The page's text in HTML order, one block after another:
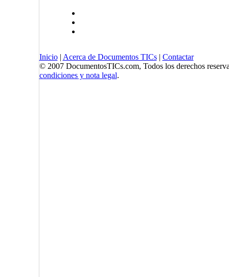
Inicio| Acerca de Documentos TICs| Contactar
© 2007 DocumentosTICs.com, Todos los derechos
condiciones y nota legal.